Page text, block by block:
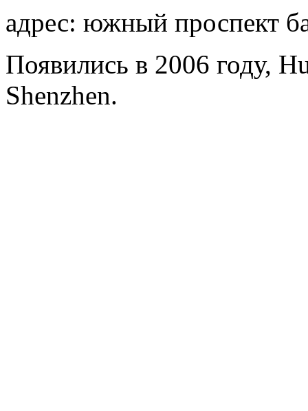
адрес: южный проспект
Появились в 2006 году,
Shenzhen.